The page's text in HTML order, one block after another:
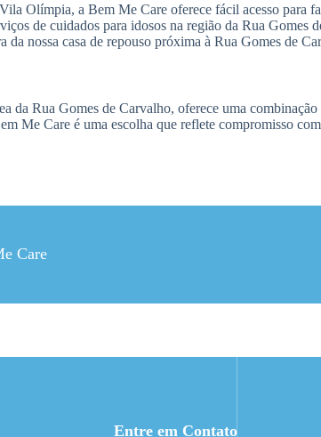
Olímpia, a Bem Me Care oferece fácil acesso para
de cuidados para idosos na região da Rua Gomes
da nossa casa de repouso próxima à Rua Gomes de
da Rua Gomes de Carvalho, oferece uma
Me Care é uma escolha que reflete compromisso
Care
Entre em Contato